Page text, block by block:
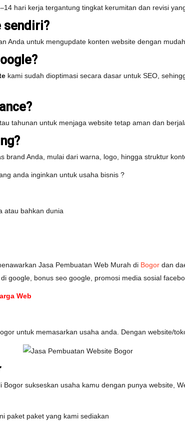
hari kerja tergantung tingkat kerumitan dan revisi
sendiri?
Anda untuk mengupdate konten website dengan
kami sudah dioptimasi secara dasar untuk SEO,
tahunan untuk menjaga website tetap aman dan
brand Anda, mulai dari warna, logo, hingga struktur
anda inginkan untuk usaha bisnis ?
atau bahkan dunia
Jasa Pembuatan Web Murah di Bogor dan
google, bonus seo google, promosi media sosial
Web
untuk memasarkan usaha anda. Dengan website/
sukseskan usaha kamu dengan punya website,
paket paket yang kami sediakan